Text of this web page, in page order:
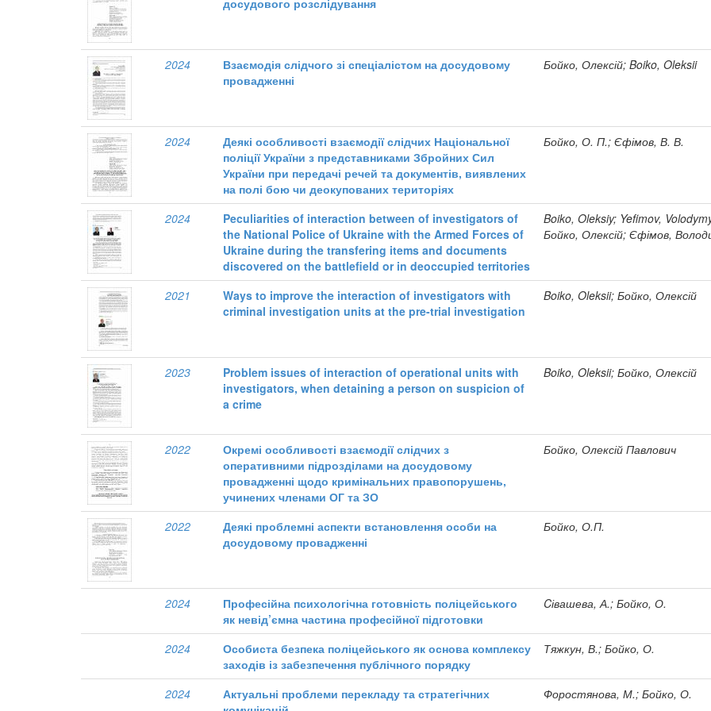
досудового розслідування
2024
Взаємодія слідчого зі спеціалістом на досудовому
провадженні
Бойко, Олексій; Boiko, Oleksii
2024
Деякі особливості взаємодії слідчих Національної
поліції України з представниками Збройних Сил
України при передачі речей та документів, виявлених
на полі бою чи деокупованих територіях
Бойко, О. П.; Єфімов, В. В.
2024
Peculiarities of interaction between of investigators of
the National Police of Ukraine with the Armed Forces of
Ukraine during the transfering items and documents
discovered on the battlefield or in deoccupied territories
Boiko, Oleksiy; Yefimov,
Бойко, Олексій; Єфімов,
2021
Ways to improve the interaction of investigators with
criminal investigation units at the pre-trial investigation
Boiko, Oleksii; Бойко, Олексій
2023
Problem issues of interaction of operational units with
investigators, when detaining a person on suspicion of
a crime
Boiko, Oleksii; Бойко, Олексій
2022
Окремі особливості взаємодії слідчих з
оперативними підрозділами на досудовому
провадженні щодо кримінальних правопорушень,
учинених членами ОГ та ЗО
Бойко, Олексій Павлович
2022
Деякі проблемні аспекти встановлення особи на
досудовому провадженні
Бойко, О.П.
2024
Професійна психологічна готовність поліцейського
як невід’ємна частина професійної підготовки
Cівашева, А.; Бойко, О.
2024
Особиста безпека поліцейського як основа комплексу
заходів із забезпечення публічного порядку
Тяжкун, В.; Бойко, О.
2024
Актуальні проблеми перекладу та стратегічних
Форостянова, М.; Бойко, О.